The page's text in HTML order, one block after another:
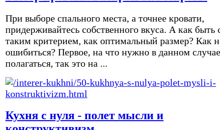
При выборе спального места, а точнее кровати,
придерживайтесь собственного вкуса. А как быть
таким критерием, как оптимальный размер? Как
ошибиться? Первое, на что нужно в данном случае
полагаться, так это на ...
Кухня с нуля - полет мысли и